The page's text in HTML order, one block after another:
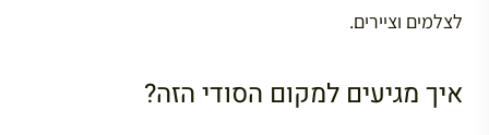
לצלמים וציירים.
איך מגיעים למקום הסודי הזה?